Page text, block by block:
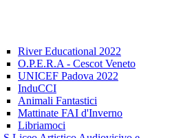
River Educational 2022
O.P.E.R.A - Cescot Veneto
UNICEF Padova 2022
InduCCI
Animali Fantastici
Mattinate FAI d'Inverno
Libriamoci